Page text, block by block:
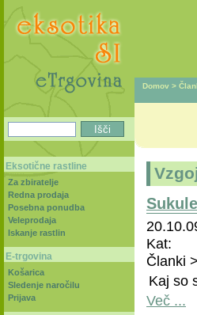
Domov >
Kat:
Članki
Kaj so
Več ...
Eksotične rastline
Za zbiratelje
Redna prodaja
Posebna ponudba
Veleprodaja
Iskanje rastlin
E-trgovina
Košarica
Sledenje naročilu
Prijava